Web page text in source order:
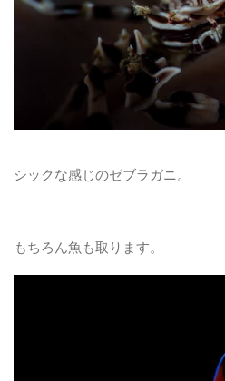
シックな感じのゼブラガニ。
もちろん魚も取ります。